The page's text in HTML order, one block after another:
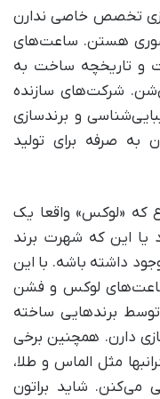
تخصص خاصی ندارن
هستن. ساعت‌های
و تاریخچه ساخت به
شرکت‌های سازنده
و برندسازی
به صرفه برای تولید
که «لوکس» واقعا یک
این که شهرت برند
داشته باشه. با این
لوکس و فشن
برندهایی ساخته
دارن. همچنین برخی
مثل الماس و طلا،
شاید براتون